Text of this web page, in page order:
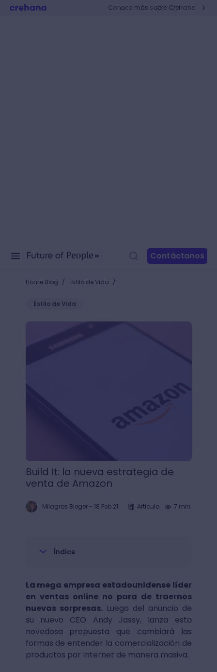
Conoce más sobre Crehana
Contáctanos
Home Blog / Estilo de Vida /
Estilo de Vida
Build It: la nueva estrategia de
venta de Amazon
Milagros Bleger- 18 Feb 21 Articulo 7 min.
Índice
La mega empresa estadounidense líder
en ventas online no para de traernos
nuevas sorpresas.Luego del anuncio de
su nuevo CEO Andy Jassy, lanza esta
novedosa propuesta que cambiará las
formas de entender la comercialización de
productos por Internet de manera masiva.